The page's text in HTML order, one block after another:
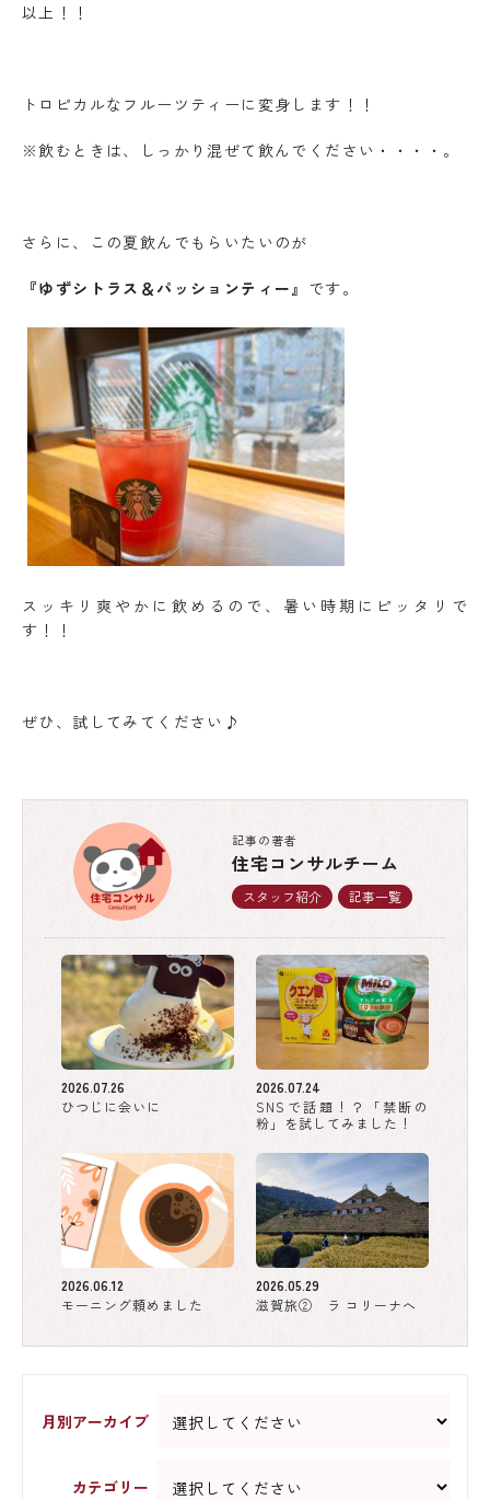
以上！！
トロピカルなフルーツティーに変身します！！
※飲むときは、しっかり混ぜて飲んでください・・・・。
さらに、この夏飲んでもらいたいのが
『ゆずシトラス＆パッションティー』 です。
スッキリ爽やかに飲めるので、暑い時期にピッタリで
す！！
ぜひ、試してみてください♪
記事の著者
住宅コンサルチーム
スタッフ紹介 記事一覧
2026.07.26
ひつじに会いに
2026.07.24
SNSで話題！？「禁断の
粉」を試してみました！
2026.06.12
モーニング頼めました
2026.05.29
滋賀旅② ラ コリーナへ
月別アーカイブ
カテゴリー